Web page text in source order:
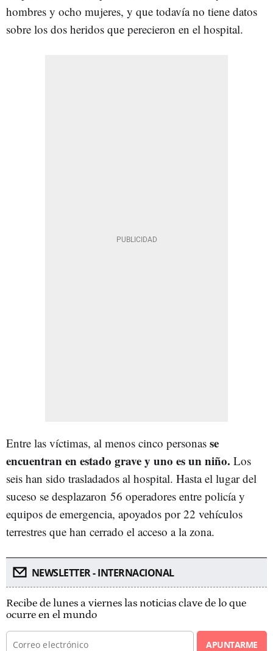
hombres y ocho mujeres, y que todavía no tiene datos
sobre los dos heridos que perecieron en el hospital.
Entre las víctimas, al menos cinco personas se
encuentran en estado grave y uno es un niño. Los
seis han sido trasladados al hospital. Hasta el lugar del
suceso se desplazaron 56 operadores entre policía y
equipos de emergencia, apoyados por 22 vehículos
terrestres que han cerrado el acceso a la zona.
NEWSLETTER - INTERNACIONAL
Recibe de lunes a viernes las noticias clave de lo que
ocurre en el mundo
APUNTARME